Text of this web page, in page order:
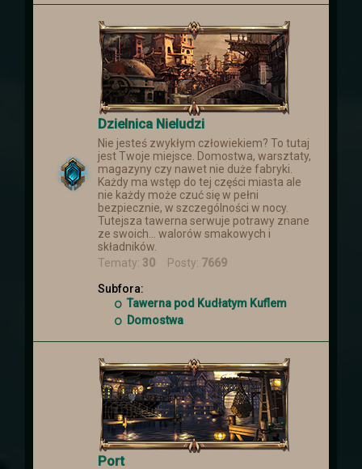
Dzielnica Nieludzi
Nie jesteś zwykłym człowiekiem? To tutaj
jest Twoje miejsce. Domostwa, warsztaty,
magazyny czy nawet nie duże fabryki.
Każdy ma wstęp do tej części miasta ale
nie każdy może czuć się w pełni
bezpiecznie, w szczególności w nocy.
Tutejsza tawerna serwuje potrawy znane
ze swoich... walorów smakowych i
składników.
Tematy: 30 Posty: 7669
Subfora:
Tawerna pod Kudłatym Kuflem
Domostwa
Port